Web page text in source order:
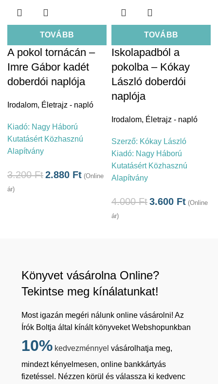
TOVÁBB
A pokol tornácán –
Imre Gábor kadét
doberdói naplója
Irodalom, Életrajz - napló
Kiadó: Nagy Háború
Kutatásért Közhasznú
Alapítvány
3.200Ft2.880 Ft (Online
ár)
TOVÁBB
Iskolapadból a
pokolba – Kókay
László doberdói
naplója
Irodalom, Életrajz - napló
Szerző: Kókay László
Kiadó: Nagy Háború
Kutatásért Közhasznú
Alapítvány
4.000Ft3.600 Ft (Online
ár)
Könyvet vásárolna Online?
Tekintse meg kínálatunkat!
Most igazán megéri nálunk online vásárolni! Az
Írók Boltja által kínált könyveket Webshopunkban
10% kedvezménnyel vásárolhatja meg,
mindezt kényelmesen, online bankkártyás
fizetéssel. Nézzen körül és válassza ki kedvenc